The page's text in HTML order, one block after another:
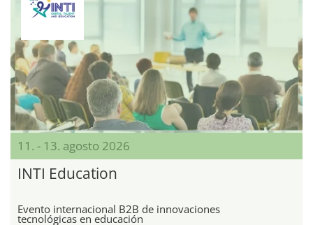
11. - 13. agosto 2026
INTI Education
Evento internacional B2B de innovaciones
tecnológicas en educación